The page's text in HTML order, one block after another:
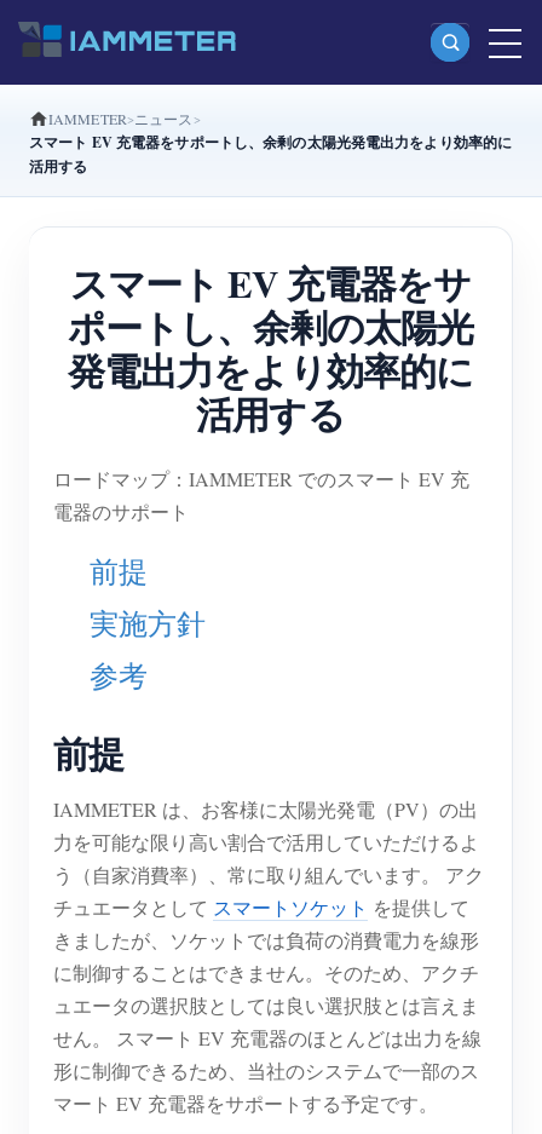
製品
分相Wi-Fiエネルギーメーター（WEM2067）
三相Wi-Fiエネルギーメーター（WEM3080T）
三相Wi-Fiエネルギーメーター（WEM3046T）
三相Wi-Fiエネルギーメーター（WEM3050T）
WiFi電力コントローラー
セルフホスティングサービス
仮想メーター
エネルギー予測・シミュレーションシステム
電力使用量モニター
PVヒーター制御システム
ホームオートメーション
工場エネルギー監視
リソース
製品クイックスタート
ドキュメント
チュートリアル動画
FAQ
ニュース
ブログ
コミュニティ
コントリビュータープログラム
コントリビューターセンター
IAMMETER 活動
フォーラム
ソリューション
お問い合わせ
会社情報
IAMMETER ニュース
スマート EV 充電器をサポートし、余剰の太陽光発電出力をより効率的に
活用する
スマート EV 充電器をサ
ポートし、余剰の太陽光
発電出力をより効率的に
活用する
ロードマップ：IAMMETER でのスマート EV 充
電器のサポート
前提
実施方針
参考
前提
IAMMETER は、お客様に太陽光発電（PV）の出
力を可能な限り高い割合で活用していただけるよ
う（自家消費率）、常に取り組んでいます。 アク
チュエータとして スマートソケット を提供して
きましたが、ソケットでは負荷の消費電力を線形
に制御することはできません。そのため、アクチ
ュエータの選択肢としては良い選択肢とは言えま
せん。 スマート EV 充電器のほとんどは出力を線
形に制御できるため、当社のシステムで一部のス
マート EV 充電器をサポートする予定です。